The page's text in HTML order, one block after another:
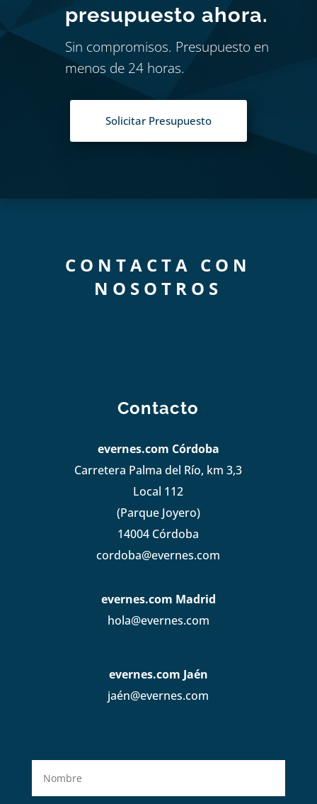
presupuesto ahora.
Sin compromisos. Presupuesto en
menos de 24 horas.
Solicitar Presupuesto
CONTACTA CON
NOSOTROS
Contacto
evernes.com Córdoba
Carretera Palma del Río, km 3,3
Local 112
(Parque Joyero)
14004 Córdoba
cordoba@evernes.com
evernes.com Madrid
hola@evernes.com
evernes.com Jaén
jaén@evernes.com